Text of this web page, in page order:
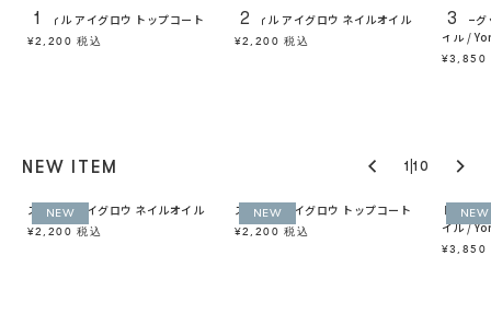
1スティル アイグロウ トップコート
¥2,200 税込
2
スティル アイグロウ ネイルオイル
¥2,200 税込
3
トゥー
イル /
¥3,850
NEW ITEM 1|10
NEW
スティル アイグロウ ネイルオイル
¥2,200 税込
NEW
スティル アイグロウ トップコート
¥2,200 税込
NEW
トゥー
イル /
¥3,850